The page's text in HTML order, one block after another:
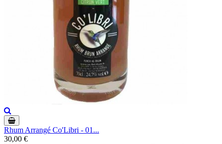
Rhum Arrangé Co'Libri - 01...
30,00 €